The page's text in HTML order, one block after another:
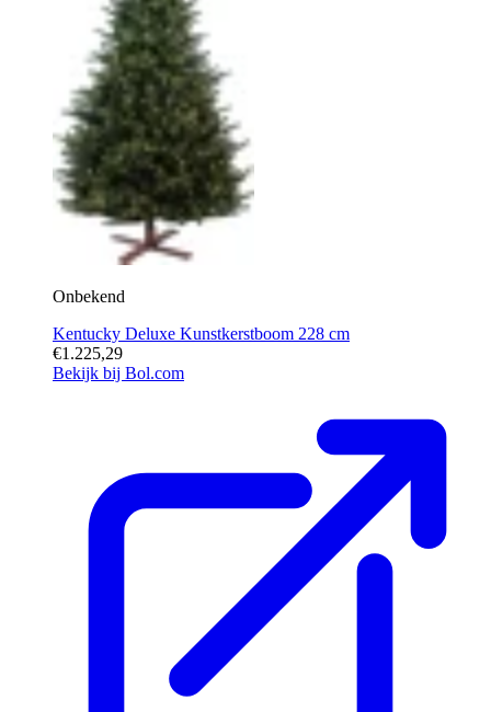
Onbekend
Kentucky Deluxe Kunstkerstboom 228 cm
€1.225,29
Bekijk bij Bol.com